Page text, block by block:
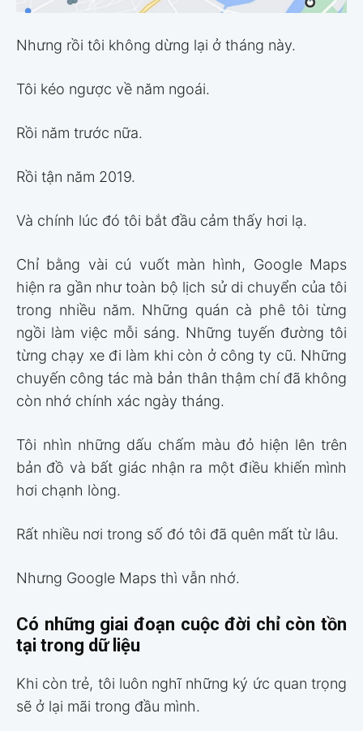
Nhưng rồi tôi không dừng lại ở tháng này.
Tôi kéo ngược về năm ngoái.
Rồi năm trước nữa.
Rồi tận năm 2019.
Và chính lúc đó tôi bắt đầu cảm thấy hơi lạ.
Chỉ bằng vài cú vuốt màn hình, Google Maps
hiện ra gần như toàn bộ lịch sử di chuyển của tôi
trong nhiều năm. Những quán cà phê tôi từng
ngồi làm việc mỗi sáng. Những tuyến đường tôi
từng chạy xe đi làm khi còn ở công ty cũ. Những
chuyến công tác mà bản thân thậm chí đã không
còn nhớ chính xác ngày tháng.
Tôi nhìn những dấu chấm màu đỏ hiện lên trên
bản đồ và bất giác nhận ra một điều khiến mình
hơi chạnh lòng.
Rất nhiều nơi trong số đó tôi đã quên mất từ lâu.
Nhưng Google Maps thì vẫn nhớ.
Có những giai đoạn cuộc đời chỉ còn tồn
tại trong dữ liệu
Khi còn trẻ, tôi luôn nghĩ những ký ức quan trọng
sẽ ở lại mãi trong đầu mình.